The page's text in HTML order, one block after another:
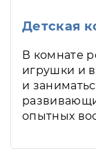
Детская
В комнате
игрушки и
и
опытных